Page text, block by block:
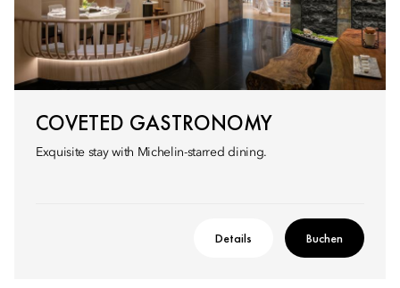
COVETED GASTRONOMY
Exquisite stay with Michelin-starred dining.
Details Buchen